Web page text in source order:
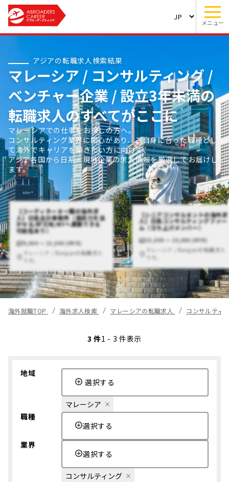
メニュー
アジアの転職求人検索結果
マレーシア / コンサルティング /
ベンチャー企業 / 設立3年未満の
転職求人のすべてがここに
マレーシアでの仕事をお探しの方へ。
コンサルティング業界に関心があり、ご自身に合った職種とし
て海外でキャリアを築きたい方に向けて、
アジア各国から日系・現地企業の求人情報を厳選してお届けし
ます。
【コーディネーター職の海外求
人】日系会計事務所（英語力を活
かせる/好立地/NYへ異動できる
可能性あり）
9,000 〜 15,000 (MYR)
マレーシア / Bangsarの転職求人
です。
【シニアコンサルタントの海外求
人】日系コンサルティングファー
ム（立ち上げメンバー）
15,000 〜 20,000 (MYR)
マレーシア / Bangsarの転職求人
です。
海外就職TOP 海外求人検索 マレーシアの転職求人 コンサルティ
3 件1 - 3 件表示
地域
選択する
マレーシア
職種
選択する
業界
選択する
コンサルティング